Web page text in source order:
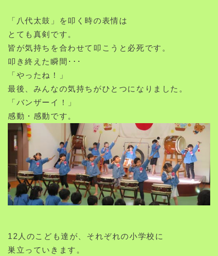
「八代太鼓」を叩く時の表情は
とても真剣です。
皆が気持ちを合わせて叩こうと必死です。
叩き終えた瞬間･･･
「やったね！」
最後、みんなの気持ちがひとつになりました。
「バンザーイ！」
感動・感動です。
12人のこども達が、それぞれの小学校に
巣立っていきます。